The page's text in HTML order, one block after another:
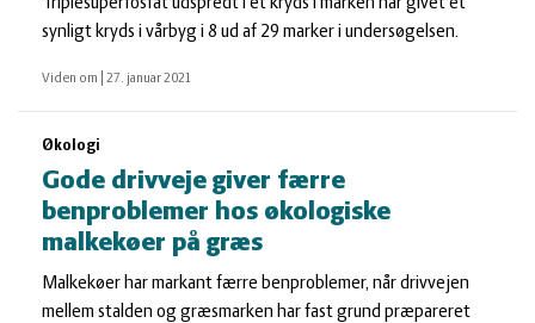
synligt kryds i vårbyg i 8 ud af 29 marker i undersøgelsen.
Viden om 27. januar 2021
Økologi
Gode drivveje giver færre
benproblemer hos økologiske
malkekøer på græs
Malkekøer har markant færre benproblemer, når drivvejen
mellem stalden og græsmarken har fast grund præpareret